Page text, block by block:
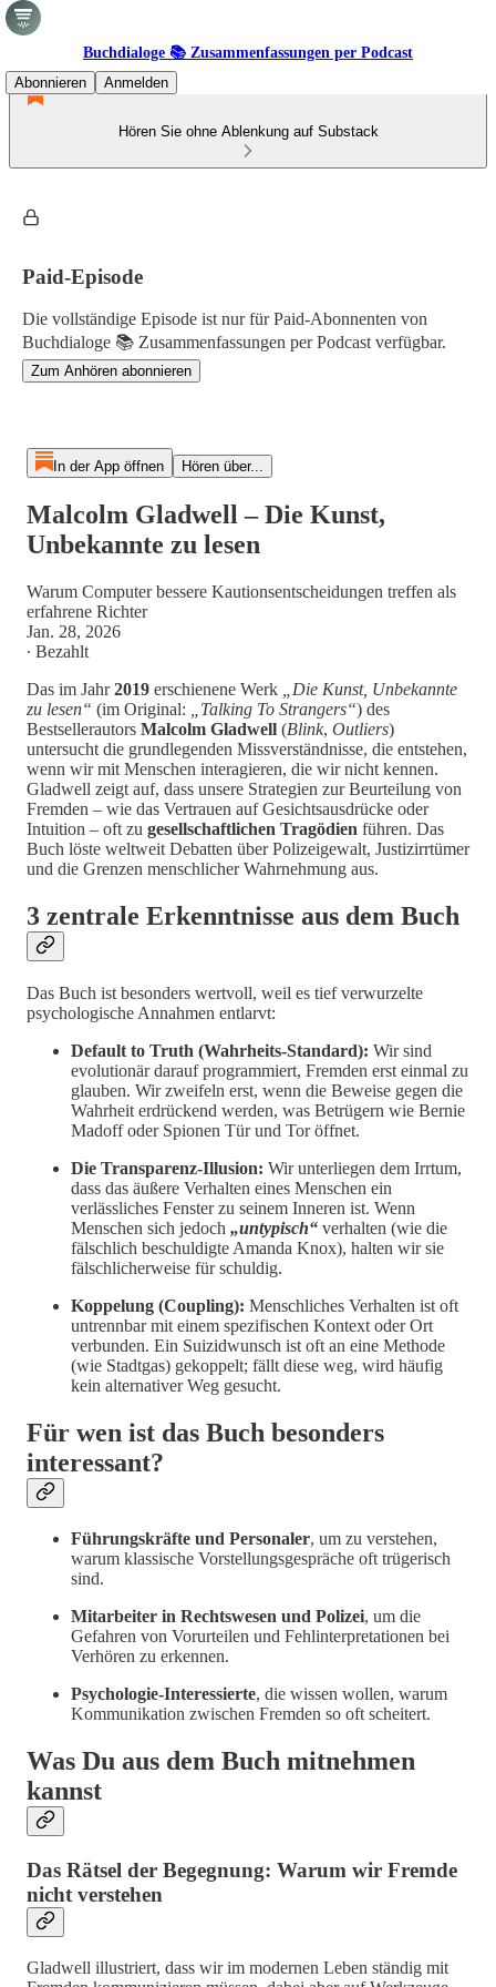
Buchdialoge 📚 Zusammenfassungen per Podcast
Abonnieren
Anmelden
Hören Sie ohne Ablenkung auf Substack
Paid-Episode
Die vollständige Episode ist nur für Paid-Abonnenten von
Buchdialoge 📚 Zusammenfassungen per Podcast verfügbar.
Zum Anhören abonnieren
In der App öffnen Hören über...
Malcolm Gladwell – Die Kunst,
Unbekannte zu lesen
Warum Computer bessere Kautionsentscheidungen treffen als
erfahrene Richter
Jan. 28, 2026
∙ Bezahlt
Das im Jahr2019 erschienene Werk
„Die Kunst, Unbekannte
zu lesen“ (im Original: „Talking To Strangers“) des
Bestsellerautors Malcolm Gladwell (Blink, Outliers)
untersucht die grundlegenden Missverständnisse, die entstehen,
wenn wir mit Menschen interagieren, die wir nicht kennen.
Gladwell zeigt auf, dass unsere Strategien zur Beurteilung von
Fremden – wie das Vertrauen auf Gesichtsausdrücke oder
Intuition – oft zu gesellschaftlichen Tragödien führen. Das
Buch löste weltweit Debatten über Polizeigewalt, Justizirrtümer
und die Grenzen menschlicher Wahrnehmung aus.
3 zentrale Erkenntnisse aus dem Buch
Das Buch ist besonders wertvoll, weil es tief verwurzelte
psychologische Annahmen entlarvt:
Default to Truth (Wahrheits-Standard): Wir sind
evolutionär darauf programmiert, Fremden erst einmal zu
glauben. Wir zweifeln erst, wenn die Beweise gegen die
Wahrheit erdrückend werden, was Betrügern wie Bernie
Madoff oder Spionen Tür und Tor öffnet.
Die Transparenz-Illusion: Wir unterliegen dem Irrtum,
dass das äußere Verhalten eines Menschen ein
verlässliches Fenster zu seinem Inneren ist. Wenn
Menschen sich jedoch „untypisch“ verhalten (wie die
fälschlich beschuldigte Amanda Knox), halten wir sie
fälschlicherweise für schuldig.
Koppelung (Coupling): Menschliches Verhalten ist oft
untrennbar mit einem spezifischen Kontext oder Ort
verbunden. Ein Suizidwunsch ist oft an eine Methode
(wie Stadtgas) gekoppelt; fällt diese weg, wird häufig
kein alternativer Weg gesucht.
Für wen ist das Buch besonders
interessant?
Führungskräfte und Personaler, um zu verstehen,
warum klassische Vorstellungsgespräche oft trügerisch
sind.
Mitarbeiter in Rechtswesen und Polizei, um die
Gefahren von Vorurteilen und Fehlinterpretationen bei
Verhören zu erkennen.
Psychologie-Interessierte, die wissen wollen, warum
Kommunikation zwischen Fremden so oft scheitert.
Was Du aus dem Buch mitnehmen
kannst
Das Rätsel der Begegnung: Warum wir Fremde
nicht verstehen
Gladwell illustriert, dass wir im modernen Leben ständig mit